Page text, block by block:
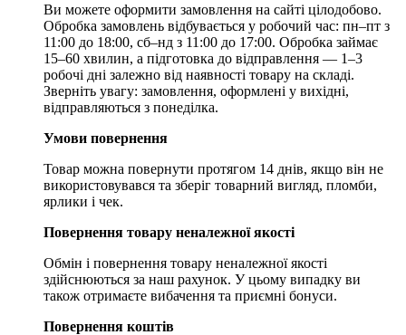
Ви можете оформити замовлення на сайті цілодобово.
Обробка замовлень відбувається у робочий час: пн–пт з
11:00 до 18:00, сб–нд з 11:00 до 17:00. Обробка займає
15–60 хвилин, а підготовка до відправлення — 1–3
робочі дні залежно від наявності товару на складі.
Зверніть увагу: замовлення, оформлені у вихідні,
відправляються з понеділка.
Умови повернення
Товар можна повернути протягом 14 днів, якщо він не
використовувався та зберіг товарний вигляд, пломби,
ярлики і чек.
Повернення товару неналежної якості
Обмін і повернення товару неналежної якості
здійснюються за наш рахунок. У цьому випадку ви
також отримаєте вибачення та приємні бонуси.
Повернення коштів